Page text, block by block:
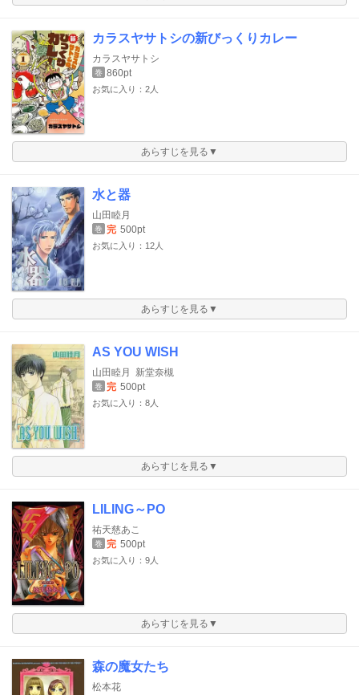
カラスヤサトシの新びっくりカレー
カラスヤサトシ
巻 860pt
お気に入り：2人
あらすじを見る▼
水と器
山田睦月
巻 完 500pt
お気に入り：12人
あらすじを見る▼
AS YOU WISH
山田睦月 新堂奈槻
巻 完 500pt
お気に入り：8人
あらすじを見る▼
LILING～PO
祐天慈あこ
巻 完 500pt
お気に入り：9人
あらすじを見る▼
森の魔女たち
松本花